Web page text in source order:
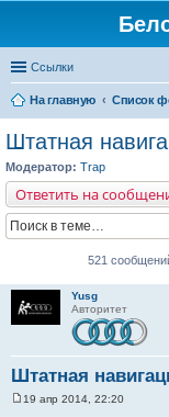
Ссылки
На главную
Штатная
Модератор: Trap
Ответить на
521
Yusg
Авторитет
Штатная
19 апр 2014, 22:20